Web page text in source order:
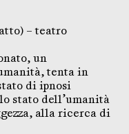
– teatro
un
tenta in
di ipnosi
stato dell’umanità
alla ricerca di